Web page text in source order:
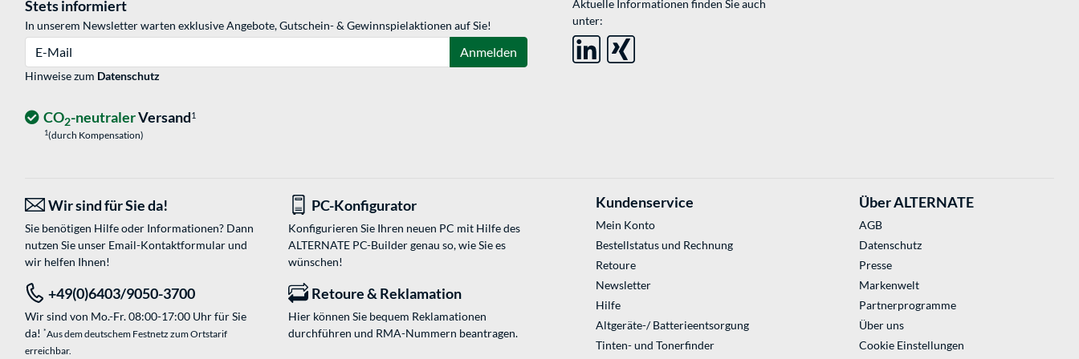
Stets informiert
In unserem Newsletter warten exklusive Angebote, Gutschein- & Gewinnspielaktionen auf Sie!
Anmelden
Hinweise zum Datenschutz
Aktuelle Informationen finden Sie auch
unter:
CO2-neutralerVersand1
1(durch Kompensation)
Wir sind für Sie da!
Sie benötigen Hilfe oder Informationen? Dann
nutzen Sie unser Email-Kontaktformularund
wir helfen Ihnen!
PC-Konfigurator
Konfigurieren Sie Ihren neuen PC mit Hilfe des
ALTERNATE PC-Builder genau so, wie Sie es
wünschen!
+49(0)6403/9050-3700
Wir sind von Mo.-Fr. 08:00-17:00 Uhr für Sie
da! *Aus dem deutschem Festnetz zum Ortstarif
erreichbar.
Retoure & Reklamation
Hier können Sie bequem Reklamationen
durchführen und RMA-Nummern beantragen.
Kundenservice
Mein Konto
Bestellstatus und Rechnung
Retoure
Newsletter
Hilfe
Altgeräte-/ Batterieentsorgung
Tinten- und Tonerfinder
Über ALTERNATE
AGB
Datenschutz
Presse
Markenwelt
Partnerprogramme
Über uns
Cookie Einstellungen